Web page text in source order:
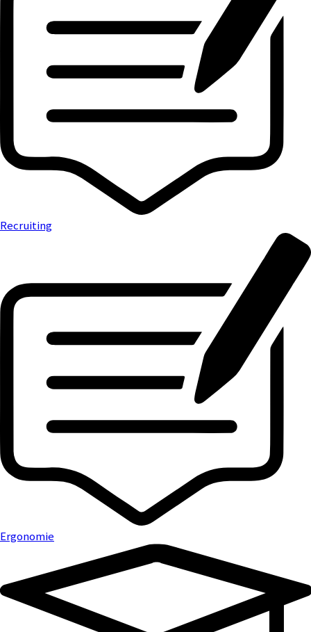
Recruiting
Ergonomie